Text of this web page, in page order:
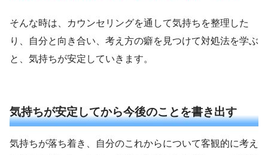
そんな時は、カウンセリングを通して気持ちを整理した
り、自分と向き合い、考え方の癖を見つけて対処法を学ぶ
と、気持ちが安定していきます。
気持ちが安定してから今後のことを書き出す
気持ちが落ち着き、自分のこれからについて客観的に考え